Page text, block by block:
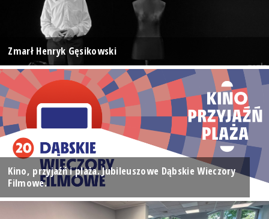
Zmarł Henryk Gęsikowski
Kino, przyjaźń i plaża. Jubileuszowe Dąbskie Wieczory
Filmowe.